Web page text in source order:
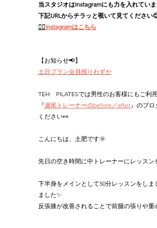
当スタジオはInstagramにも力を入れていま
下記URLからチラッと覗いて見てください
👉🏻Instagramはこちら
【お知らせ📢】
土日プラン会員残りわずか
TEH　PILATESでは男性のお客様にもご利
『瀬尾トレーナーのbefore／after』のブロ
ください👀
こんにちは、土肥です🌞
先日の空き時間に中トレーナーにレッス
下半身をメインとして50分レッスンをし
ました✨
反張膝が改善されることで前腿の張りや